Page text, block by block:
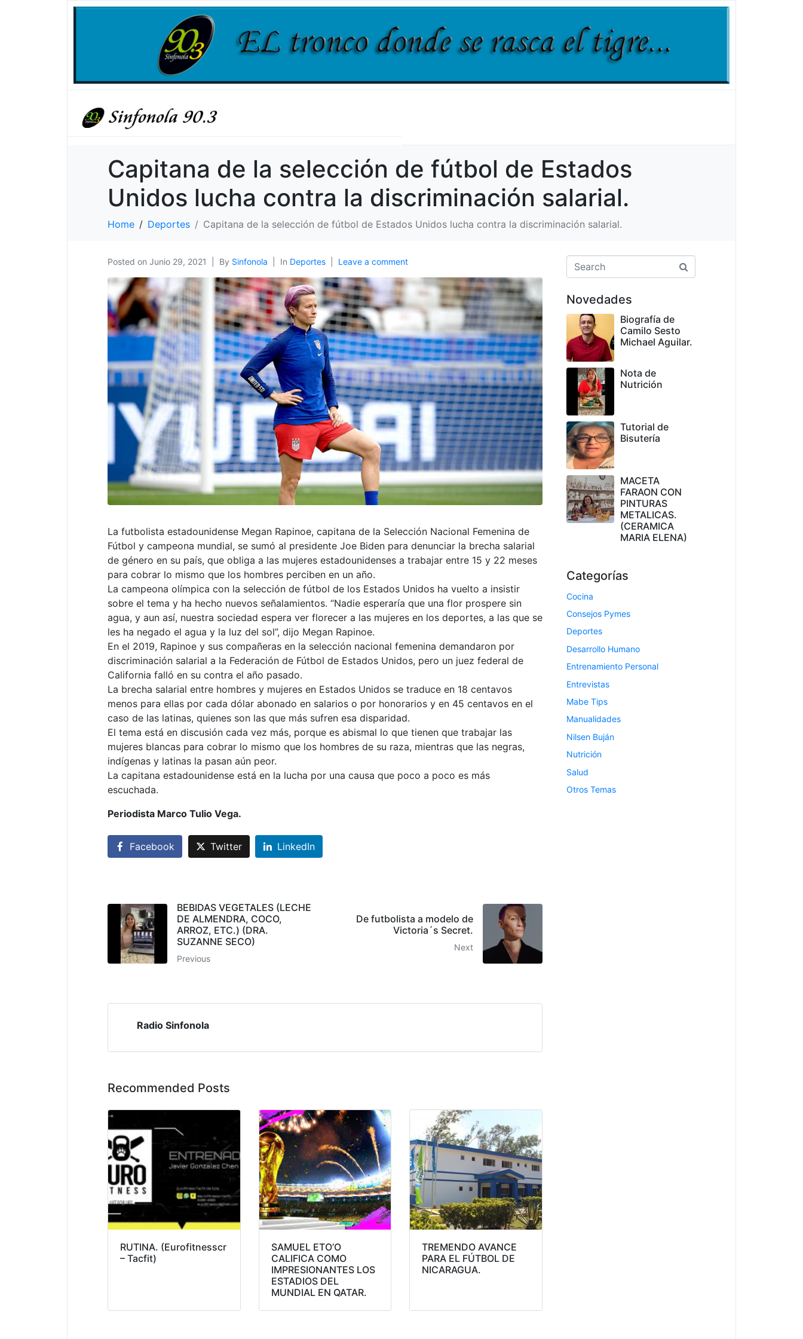
Capitana de la selección de fútbol de Estados
Unidos lucha contra la discriminación salarial.
Home Deportes Capitana de la selección de fútbol de Estados Unidos lucha contra la discriminación salarial.
Posted on Junio 29, 2021 By Sinfonola In Deportes Leave a comment
La futbolista estadounidense Megan Rapinoe, capitana de la Selección Nacional Femenina de
Fútbol y campeona mundial, se sumó al presidente Joe Biden para denunciar la brecha salarial
de género en su país, que obliga a las mujeres estadounidenses a trabajar entre 15 y 22 meses
para cobrar lo mismo que los hombres perciben en un año.
La campeona olímpica con la selección de fútbol de los Estados Unidos ha vuelto a insistir
sobre el tema y ha hecho nuevos señalamientos. “Nadie esperaría que una flor prospere sin
agua, y aun así, nuestra sociedad espera ver florecer a las mujeres en los deportes, a las que se
les ha negado el agua y la luz del sol”, dijo Megan Rapinoe.
En el 2019, Rapinoe y sus compañeras en la selección nacional femenina demandaron por
discriminación salarial a la Federación de Fútbol de Estados Unidos, pero un juez federal de
California falló en su contra el año pasado.
La brecha salarial entre hombres y mujeres en Estados Unidos se traduce en 18 centavos
menos para ellas por cada dólar abonado en salarios o por honorarios y en 45 centavos en el
caso de las latinas, quienes son las que más sufren esa disparidad.
El tema está en discusión cada vez más, porque es abismal lo que tienen que trabajar las
mujeres blancas para cobrar lo mismo que los hombres de su raza, mientras que las negras,
indígenas y latinas la pasan aún peor.
La capitana estadounidense está en la lucha por una causa que poco a poco es más
escuchada.
Periodista Marco Tulio Vega.
Facebook Twitter LinkedIn
BEBIDAS VEGETALES (LECHE
DE ALMENDRA, COCO,
ARROZ, ETC.) (DRA.
SUZANNE SECO)
Previous
De futbolista a modelo de
Victoria´s Secret.
Next
Radio Sinfonola
Recommended Posts
RUTINA. (Eurofitnesscr
– Tacfit)
SAMUEL ETO’O
CALIFICA COMO
IMPRESIONANTES LOS
ESTADIOS DEL
MUNDIAL EN QATAR.
TREMENDO AVANCE
PARA EL FÚTBOL DE
NICARAGUA.
Novedades
Biografía de
Camilo Sesto
Michael Aguilar.
Nota de
Nutrición
Tutorial de
Bisutería
MACETA
FARAON CON
PINTURAS
METALICAS.
(CERAMICA
MARIA ELENA)
Categorías
Cocina
Consejos Pymes
Deportes
Desarrollo Humano
Entrenamiento Personal
Entrevistas
Mabe Tips
Manualidades
Nilsen Buján
Nutrición
Salud
Otros Temas